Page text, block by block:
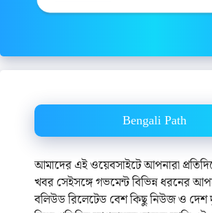
Bengali Path
আমাদের এই ওয়েবসাইটে আপনারা
খবর সেইসঙ্গে গভমেন্ট বিভিন্ন ধরনের
বলিউড রিলেটেড বেশ কিছু নিউজ ও দেশ